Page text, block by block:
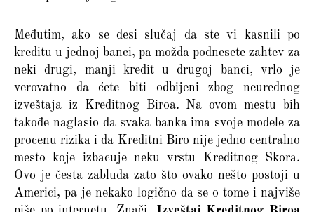
Međutim, ako se desi slučaj da ste vi kasnili po
kreditu u jednoj banci, pa možda podnesete zahtev za
neki drugi, manji kredit u drugoj banci, vrlo je
verovatno da ćete biti odbijeni zbog neurednog
izveštaja iz Kreditnog Biroa. Na ovom mestu bih
takođe naglasio da svaka banka ima svoje modele za
procenu rizika i da Kreditni Biro nije jedno centralno
mesto koje izbacuje neku vrstu Kreditnog Skora.
Ovo je česta zabluda zato što ovako nešto postoji u
Americi, pa je nekako logično da se o tome i najviše